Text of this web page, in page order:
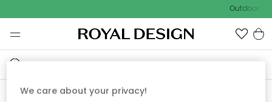
Outdoor
We care about your privacy!